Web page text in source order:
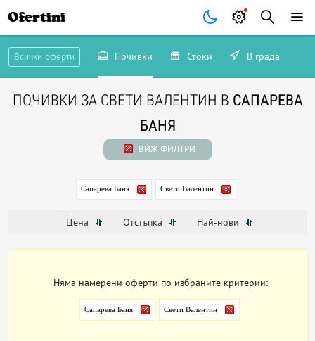
Ofertini
Всички оферти Почивки Стоки В града
ПОЧИВКИ ЗА СВЕТИ ВАЛЕНТИН В САПАРЕВА
БАНЯ
ВИЖ ФИЛТРИ
Сапарева Баня Свети Валентин
Цена Отстъпка Най-нови
Няма намерени оферти по избраните критерии:
Сапарева Баня Свети Валентин